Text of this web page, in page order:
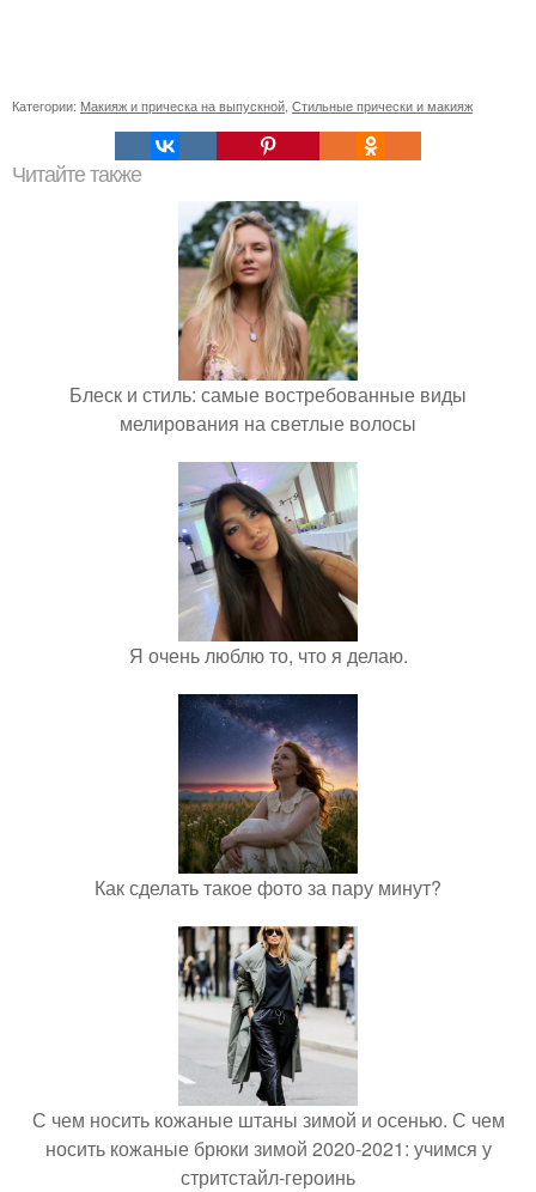
Категории: Макияж и прическа на выпускной Стильные прически и макияж
Читайте также
Блеск и стиль: самые востребованные виды
мелирования на светлые волосы
Я очень люблю то, что я делаю.
Как сделать такое фото за пару минут?
С чем носить кожаные штаны зимой и осенью. С чем
носить кожаные брюки зимой 2020-2021: учимся у
стритстайл-героинь